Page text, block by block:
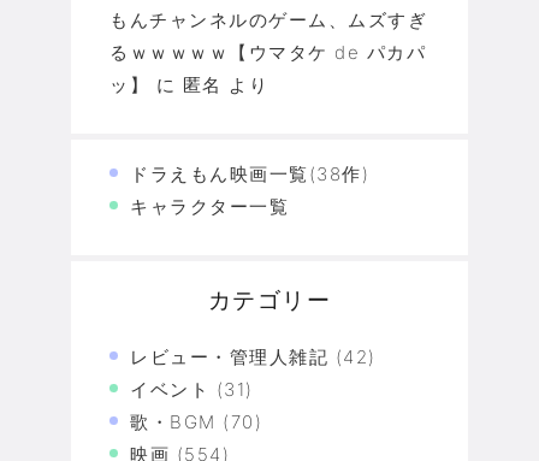
もんチャンネルのゲーム、ムズすぎ
るｗｗｗｗｗ【ウマタケ de パカパ
ッ】
に 匿名 より
ドラえもん映画一覧(38作)
キャラクター一覧
カテゴリー
レビュー・管理人雑記 (42)
イベント (31)
歌・BGM (70)
映画 (554)